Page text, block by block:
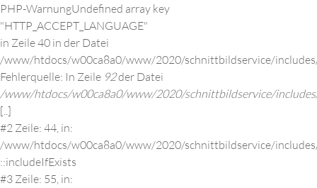
PHP-WarnungUndefined array key
"HTTP_ACCEPT_LANGUAGE"
in Zeile 40 in der Datei
/www/htdocs/w00ca8a0/www/2020/schnittbildservice/
Fehlerquelle: In Zeile 92der Datei
/www/htdocs/w00ca8a0/www/2020/schnittbildservice/
[..]
#2 Zeile: 44, in:
/www/htdocs/w00ca8a0/www/2020/schnittbildservice/
::includeIfExists
#3 Zeile: 55, in: